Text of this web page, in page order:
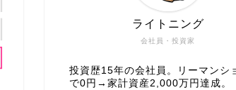
会社員・投資家
ライトニング
投資歴15年の会社員。リーマンシ
で0円→家計資産2,000万円達成。